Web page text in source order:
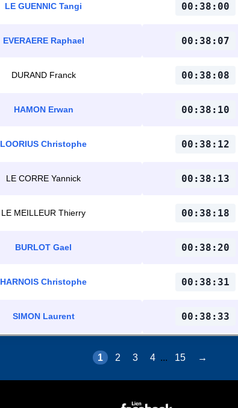
LE GUENNIC Tangi 00:38:00
EVERAERE Raphael 00:38:07
DURAND Franck 00:38:08
HAMON Erwan 00:38:10
LOORIUS Christophe 00:38:12
LE CORRE Yannick 00:38:13
LE MEILLEUR Thierry 00:38:18
BURLOT Gael 00:38:20
HARNOIS Christophe 00:38:31
SIMON Laurent 00:38:33
1 2 3 4 ... 15 →